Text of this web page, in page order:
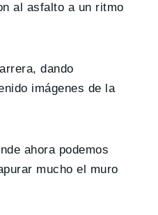
al asfalto a un ritmo
dando
imágenes de la
ahora podemos
mucho el muro